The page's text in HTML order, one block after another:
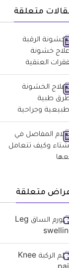
متعلقة
متعلقة